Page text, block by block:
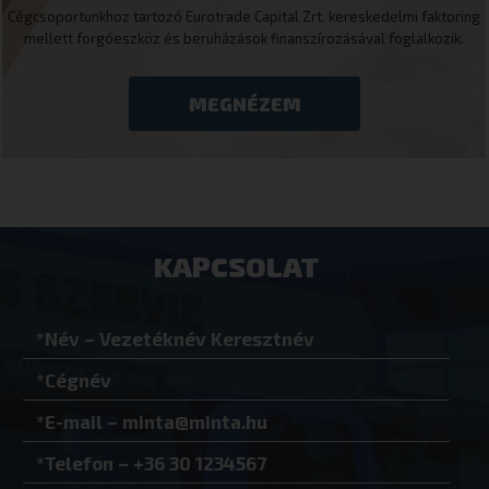
Cégcsoportunkhoz tartozó Eurotrade Capital Zrt. kereskedelmi faktoring
mellett forgóeszköz és beruházások finanszírozásával foglalkozik.
MEGNÉZEM
KAPCSOLAT
cookieyes-consent
CookieYes
eurotrade.hu
Google Adatvédelmi irányelvek